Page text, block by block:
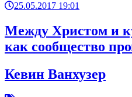
25.05.2017 19:01
Между Христом и
как сообщество
Кевин Ванхузер